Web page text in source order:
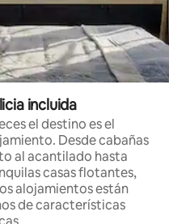
incluida
el destino es el
Desde cabañas
al acantilado hasta
casas flotantes,
alojamientos están
de características